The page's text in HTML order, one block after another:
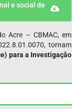
Acre – CBMAC, em
tornam
para a Investigação
e social de